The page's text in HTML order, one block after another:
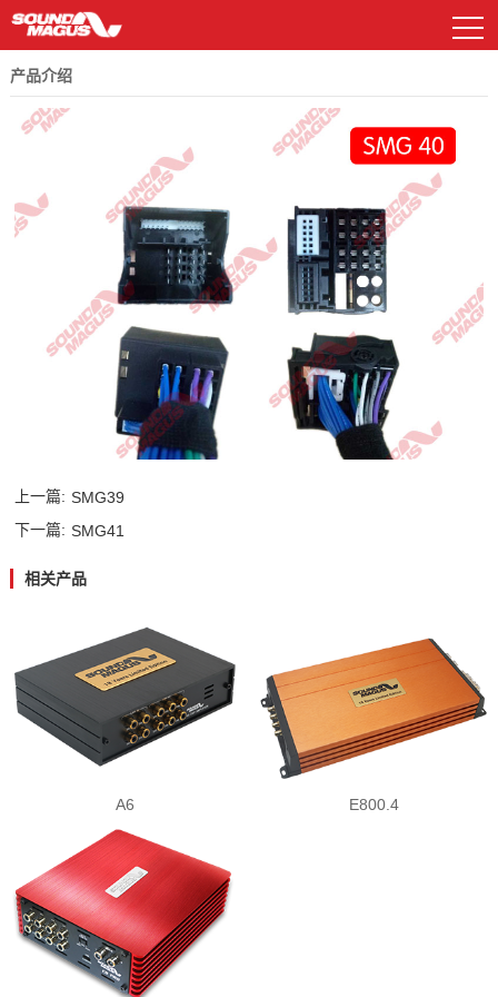
产品介绍
上一篇: SMG39
下一篇: SMG41
相关产品
A6 E800.4
DSP及功放
汽车功放
车载扬声器
酷车酷图
EP系列 GP系列
MP系列 AP处理器系列
AP功放系列
新E系列 HD系列
CS系列 R系列
C系列
M/K系列 K系列
喇叭系列 低音炮系列
电源管理器 解码盒
车载播放器 遥控面板
蓝牙模块
高转低系列 线控器系列
专车专用线
汽车功放 DSP及功放
车载扬声器 其他配件
样车展示 广告图片
资料下载
公司简介 历程与荣誉
联系我们